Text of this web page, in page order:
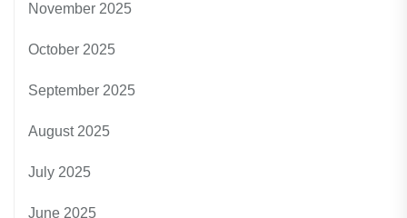
November 2025
October 2025
September 2025
August 2025
July 2025
June 2025